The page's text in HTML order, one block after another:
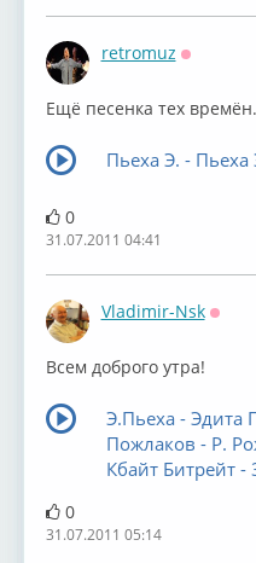
retromuz
Ещё песенка тех времён.
Пьеха Э. -
0
31.07.2011 04:41
Vladimir-Nsk
Всем доброго утра!
Э.Пьеха - Эдита
Пожлаков - Р.
Кбайт Битрейт -
0
31.07.2011 05:14